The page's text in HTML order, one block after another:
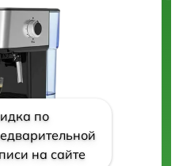
по
на сайте